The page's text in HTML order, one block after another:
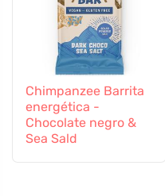
Chimpanzee Barrita
energética -
Chocolate negro &
Sea Sald